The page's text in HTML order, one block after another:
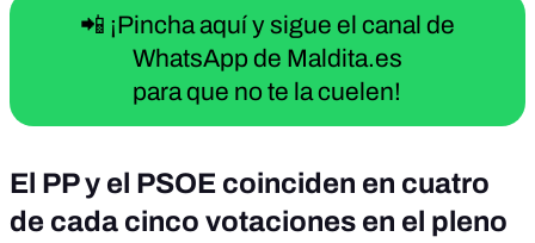
📲 ¡Pincha aquí y sigue el canal de
WhatsApp de Maldita.es
para que no te la cuelen!
El PP y el PSOE coinciden en cuatro
de cada cinco votaciones en el pleno